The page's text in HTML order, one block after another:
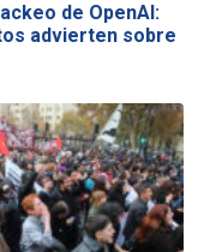
de OpenAI:
advierten sobre